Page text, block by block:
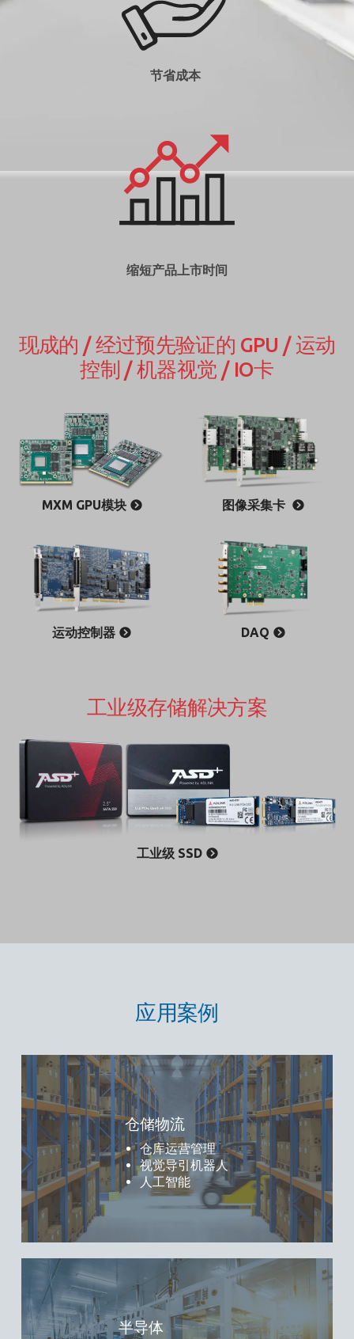
节省成本
缩短产品上市时间
现成的 / 经过预先验证的 GPU / 运动
控制 / 机器视觉 / IO卡
MXM GPU模块 图像采集卡
运动控制器 DAQ
工业级存储解决方案
工业级 SSD
应用案例
仓储物流
仓库运营管理
视觉导引机器人
人工智能
半导体